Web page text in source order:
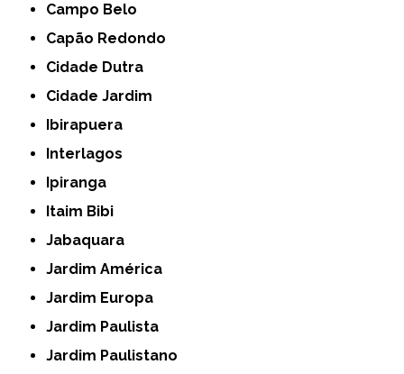
Campo Belo
Capão Redondo
Cidade Dutra
Cidade Jardim
Ibirapuera
Interlagos
Ipiranga
Itaim Bibi
Jabaquara
Jardim América
Jardim Europa
Jardim Paulista
Jardim Paulistano